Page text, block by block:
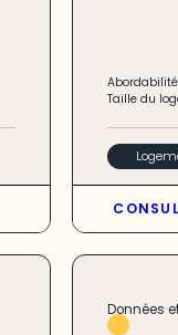
Abordabilité
Taille du
Données